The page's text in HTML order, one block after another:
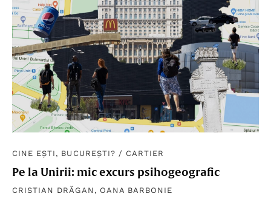
CINE EȘTI, BUCUREȘTI? / CARTIER
Pe la Unirii: mic excurs psihogeografic
CRISTIAN DRĂGAN , OANA BARBONIE